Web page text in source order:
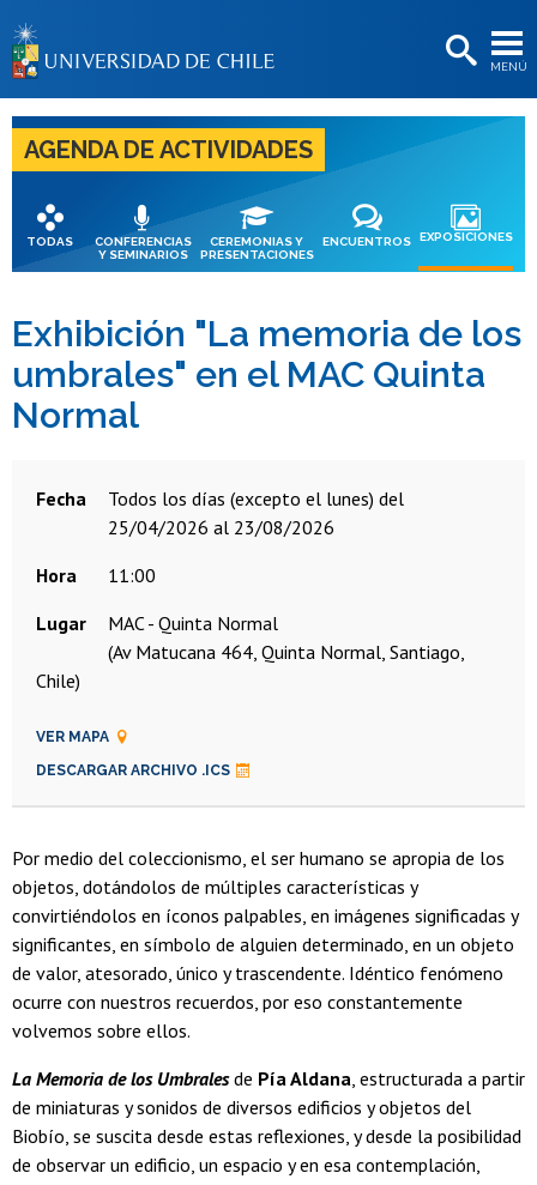
MENÚ
BIBLIOTECAS
LA UNIVERSIDAD
Postulantes
Estudiantes
Académicas/os
Funcionarias/os
Egresadas/os
AGENDA DE ACTIVIDADES
TODAS
CONFERENCIAS
Y SEMINARIOS
CEREMONIAS Y
PRESENTACIONES
ENCUENTROS EXPOSICIONES
Exhibición "La memoria de los
umbrales" en el MAC Quinta
Normal
Fecha
todos los días (excepto el lunes) del
25/04/2026 al 23/08/2026
Hora
11:00
Lugar
MAC - Quinta Normal
(Av Matucana 464, Quinta Normal, Santiago,
Chile)
VER MAPA
DESCARGAR ARCHIVO .ICS
Por medio del coleccionismo, el ser humano se apropia de los
objetos, dotándolos de múltiples características y
convirtiéndolos en íconos palpables, en imágenes significadas y
significantes, en símbolo de alguien determinado, en un objeto
de valor, atesorado, único y trascendente. Idéntico fenómeno
ocurre con nuestros recuerdos, por eso constantemente
volvemos sobre ellos.
La Memoria de los Umbralesde Pía Aldana, estructurada a partir
de miniaturas y sonidos de diversos edificios y objetos del
Biobío, se suscita desde estas reflexiones, y desde la posibilidad
de observar un edificio, un espacio y en esa contemplación,